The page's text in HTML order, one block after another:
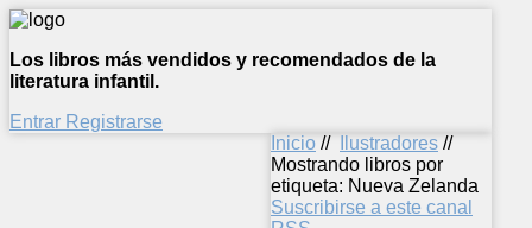
Los libros más vendidos y recomendados de la
literatura infantil.
Entrar Registrarse
Inicio // Ilustradores //
Mostrando libros por
etiqueta: Nueva Zelanda
Suscribirse a este canal